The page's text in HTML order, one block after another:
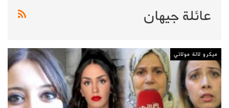
عائلة جيهان
ميكرو لالة مولاتي